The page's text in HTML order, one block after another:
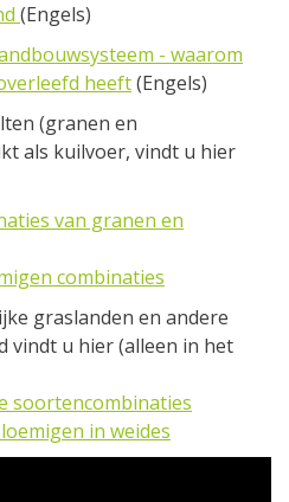
(Engels)
- waarom
heeft(Engels)
(granen en
als kuilvoer, vindt u hier
van granen en
combinaties
graslanden en andere
vindt u hier (alleen in het
soortencombinaties
in weides